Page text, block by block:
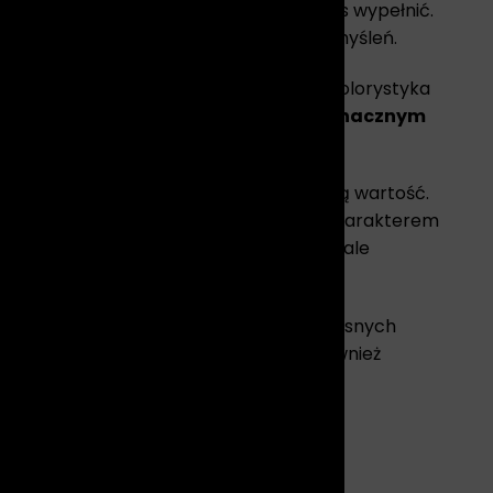
poszukiwania czegoś, co ma nas wypełnić.
przestrzeń do własnych przemyśleń.
Delikatne linie szkicu, spokojna kolorystyka
prostota formy spotyka się z wieloznacznym
który potwierdza jego artystyczną wartość.
cieszyć się jego wyjątkowym charakterem
styl pracy i eksponuje wszystkie detale
skłania do refleksji i zachęca do własnych
pełni rolę nie tylko dekoracji, ale również